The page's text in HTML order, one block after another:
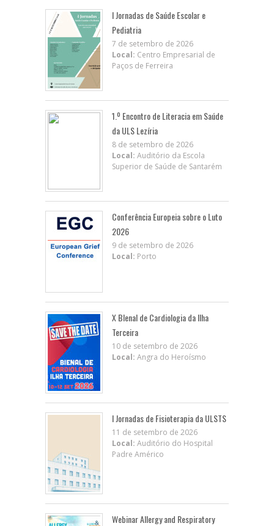
I Jornadas de Saúde Escolar e
Pediatria
7 de setembro de 2026
Local: Centro Empresarial de
Paços de Ferreira
1.º Encontro de Literacia em Saúde
da ULS Lezíria
8 de setembro de 2026
Local: Auditório da Escola
Superior de Saúde de Santarém
Conferência Europeia sobre o Luto
2026
9 de setembro de 2026
Local: Porto
X BIenal de Cardiologia da Ilha
Terceira
10 de setembro de 2026
Local: Angra do Heroísmo
I Jornadas de Fisioterapia da ULSTS
11 de setembro de 2026
Local: Auditório do Hospital
Padre Américo
Webinar Allergy and Respiratory